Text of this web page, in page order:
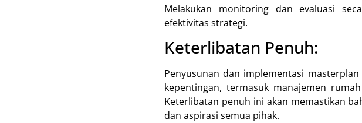
Melakukan monitoring dan evaluasi
efektivitas strategi.
Keterlibatan Penuh:
Penyusunan dan implementasi
kepentingan, termasuk manajemen
Keterlibatan penuh ini akan memastikan
dan aspirasi semua pihak.